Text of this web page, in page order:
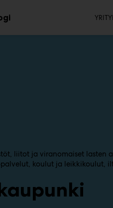
liitot ja viranomaiset lasten
koulut ja leikkikoulut,